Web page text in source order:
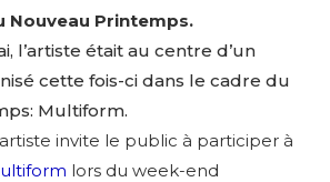
Nouveau Printemps.
l’artiste était au centre d’un
cette fois-ci dans le cadre du
Multiform.
invite le public à participer à
lors du week-end